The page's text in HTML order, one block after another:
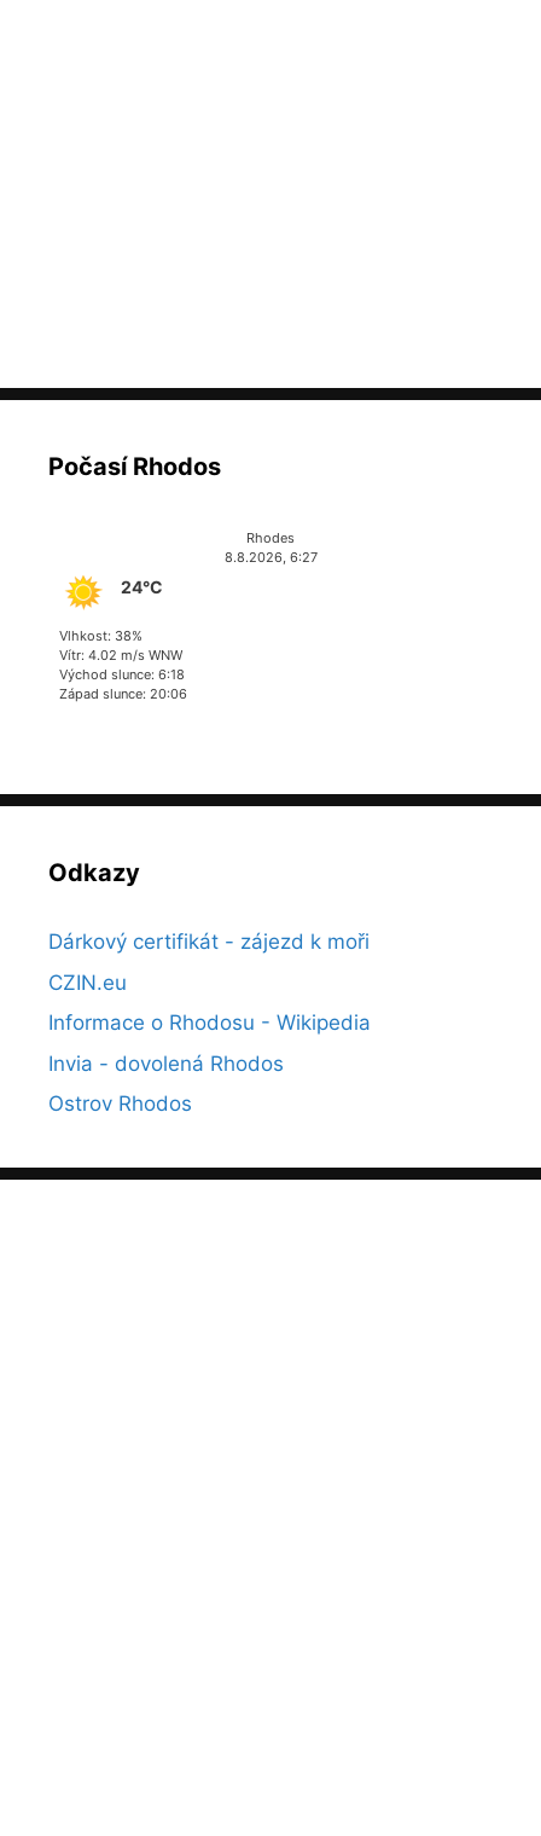
Počasí Rhodos
Rhodes
8.8.2026, 6:27
24°C
Vlhkost: 38%
Vítr: 4.02 m/s WNW
Východ slunce: 6:18
Západ slunce: 20:06
Odkazy
Dárkový certifikát - zájezd k moři
CZIN.eu
Informace o Rhodosu - Wikipedia
Invia - dovolená Rhodos
Ostrov Rhodos